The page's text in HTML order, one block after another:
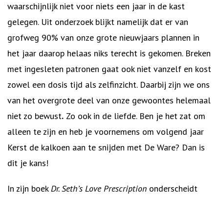
waarschijnlijk niet voor niets een jaar in de kast
gelegen. Uit onderzoek blijkt namelijk dat er van
grofweg 90% van onze grote nieuwjaars plannen in
het jaar daarop helaas niks terecht is gekomen. Breken
met ingesleten patronen gaat ook niet vanzelf en kost
zowel een dosis tijd als zelfinzicht. Daarbij zijn we ons
van het overgrote deel van onze gewoontes helemaal
niet zo bewust. Zo ook in de liefde. Ben je het zat om
alleen te zijn en heb je voornemens om volgend jaar
Kerst de kalkoen aan te snijden met De Ware? Dan is
dit je kans!
In zijn boekDr. Seth’s Love Prescription onderscheidt